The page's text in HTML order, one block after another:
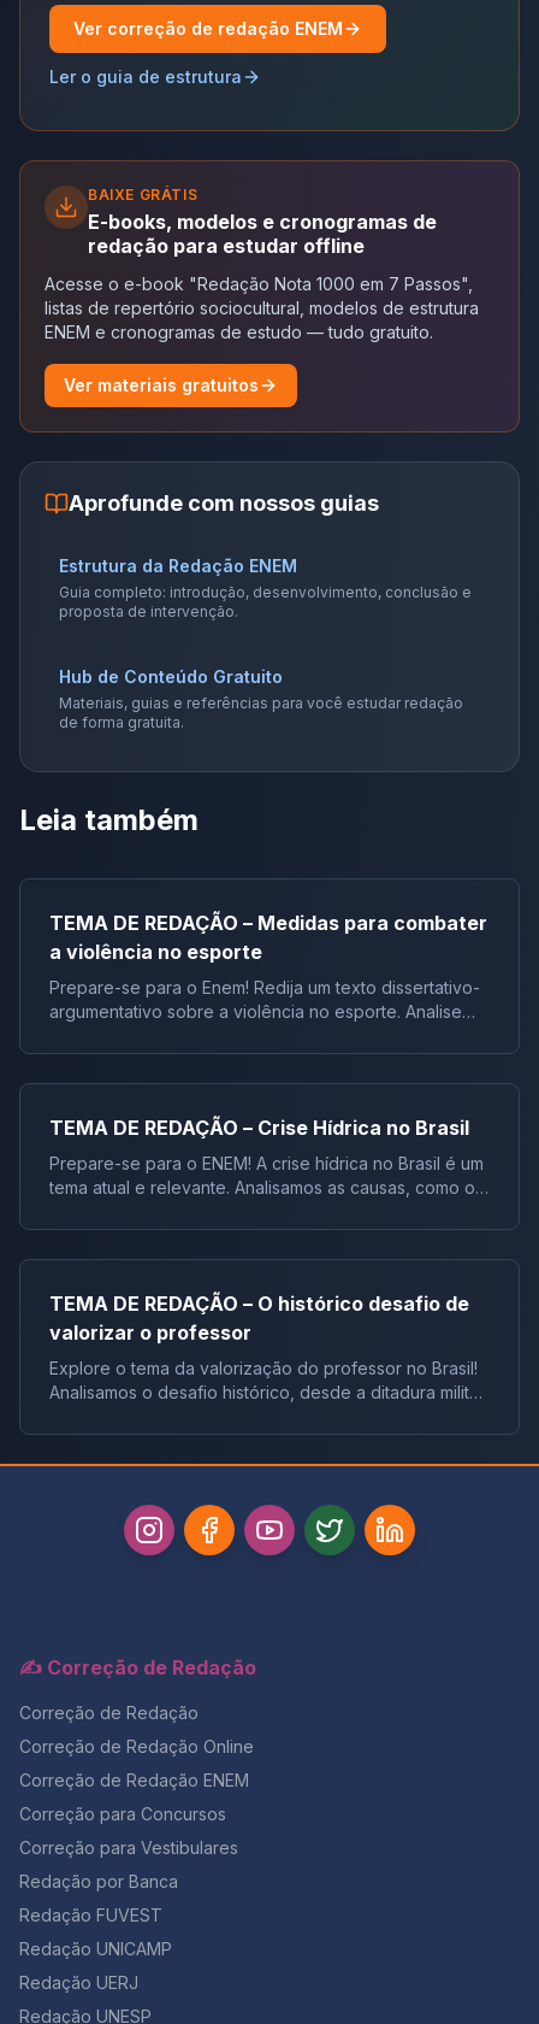
Ver correção de redação ENEM
Ler o guia de estrutura
BAIXE GRÁTIS
E-books, modelos e cronogramas de
redação para estudar offline
Acesse o e-book "Redação Nota 1000 em 7 Passos",
listas de repertório sociocultural, modelos de estrutura
ENEM e cronogramas de estudo — tudo gratuito.
Ver materiais gratuitos
Aprofunde com nossos guias
Estrutura da Redação ENEM
Guia completo: introdução, desenvolvimento, conclusão e
proposta de intervenção.
Hub de Conteúdo Gratuito
Materiais, guias e referências para você estudar redação
de forma gratuita.
Leia também
TEMA DE REDAÇÃO – Medidas para combater
a violência no esporte
Prepare-se para o Enem! Redija um texto dissertativo-
argumentativo sobre a violência no esporte. Analise
sobre medidas para combater essa problemátic
TEMA DE REDAÇÃO – Crise Hídrica no Brasil
Prepare-se para o ENEM! A crise hídrica no Brasil é um
tema atual e relevante. Analisamos as causas, como o
soluções para mitigar a escassez de água. Conf
TEMA DE REDAÇÃO – O histórico desafio de
valorizar o professor
Explore o tema da valorização do professor no Brasil!
Analisamos o desafio histórico, desde a ditadura militar
senso crítico. Descubra as causas da d
✍️ Correção de Redação
Correção de Redação
Correção de Redação Online
Correção de Redação ENEM
Correção para Concursos
Correção para Vestibulares
Redação por Banca
Redação FUVEST
Redação UNICAMP
Redação UERJ
Redação UNESP